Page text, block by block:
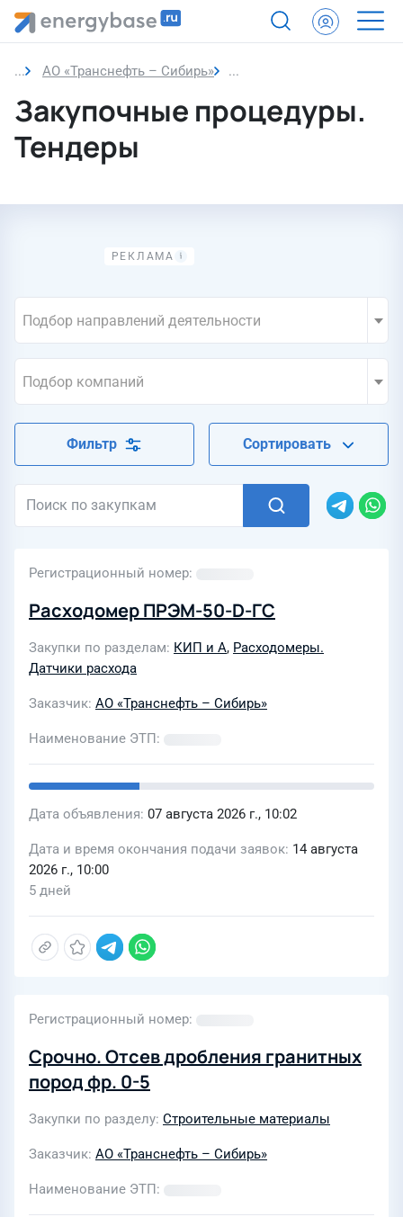
АО «Транснефть – Сибирь» Закупки компании
Закупочные процедуры.
Тендеры
Подбор направлений деятельности
Подбор компаний
Фильтр Сортировать
Регистрационный номер
Расходомер ПРЭМ-50-D-ГС
Закупки по разделам КИП и А, Расходомеры.
Датчики расхода
Заказчик АО «Транснефть – Сибирь»
Наименование ЭТП
Дата объявления 07 августа 2026 г., 10:02
Дата и время окончания подачи заявок 14 августа
2026 г., 10:00
5 дней
Регистрационный номер
Срочно. Отсев дробления гранитных
пород фр. 0-5
Закупки по разделу Строительные материалы
Заказчик АО «Транснефть – Сибирь»
Наименование ЭТП